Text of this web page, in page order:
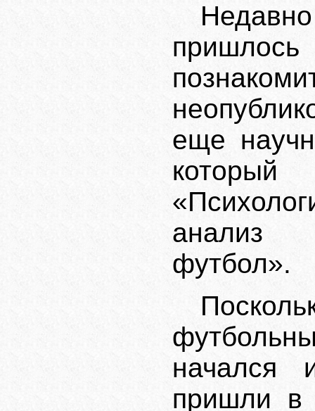
пришлось
еще
который
футбол».
начался
пришли в